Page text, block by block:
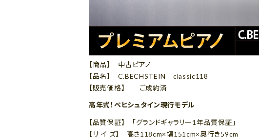
【商品】 中古ピアノ
【品名】 C.BECHSTEIN classic118
【販売価格】 ご成約済
高年式！ベヒシュタイン現行モデル
【品質保証】 「グランドギャラリー1年品質保証」
【サ イ ズ】 高さ118cm×幅151cm×奥行き59cm